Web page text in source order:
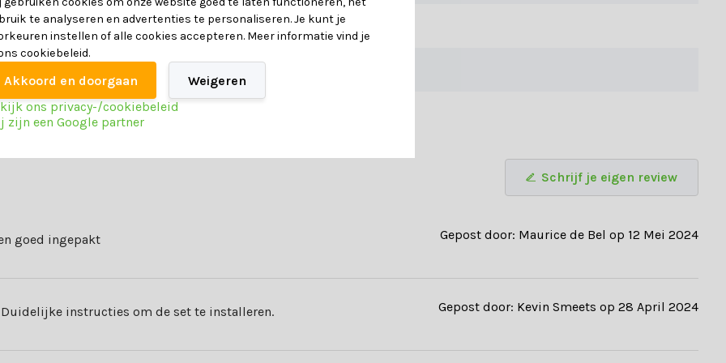
van de juiste keuze. Neem contact op met onze klantenservice als je advies wilt, of vragen hebt over een bepaalde tuinset. Je
Geniet van allerlei voordelen als:
68 cm
Schrijf je eigen review
goed ingepakt Gepost door: Maurice de Bel op 12 Mei 2024
Duidelijke instructies om de set te installeren. Gepost door: Kevin Smeets op 28 April 2024
te analyseren en advertenties te personaliseren. Je kunt je
instellen of alle cookies accepteren. Meer informatie vind je
cookiebeleid.
Akkoord en doorgaan
Weigeren
ons privacy-/cookiebeleid
zijn een Google partner